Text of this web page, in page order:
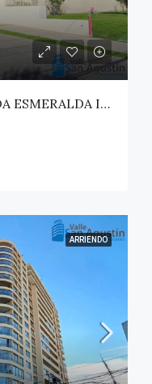
DEPTO EDIFICIO HACIENDA ESMERALDA II – TALCA
ARRIENDO